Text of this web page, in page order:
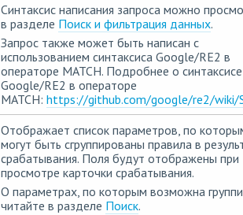
Синтаксис написания запроса можно
в разделе Поиск и фильтрация данных.
Запрос также может быть написан с
использованием синтаксиса Google/RE2 в
операторе MATCH. Подробнее о синтаксисе
Google/RE2 в операторе
MATCH: https://github.com/google/re2/wiki/
Отображает список параметров, по
могут быть сгруппированы правила в
срабатывания. Поля будут отображены при
просмотре карточки срабатывания.
О параметрах, по которым возможна
читайте в разделе Поиск.